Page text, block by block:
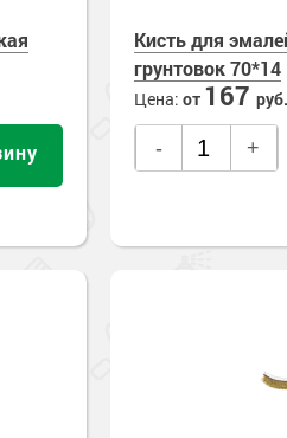
Кисть для
грунтовок 70*14
Цена: от 167
- +